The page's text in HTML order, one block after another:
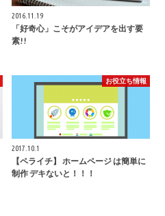
2016.11.19
「好奇心」こそがアイデアを出す要
素!!
お役立ち情報
2017.10.1
【ペライチ】 ホームページ は簡単に
制作 デキないと！！！